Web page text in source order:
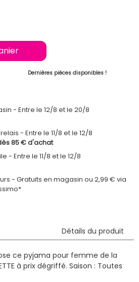
Dernières pièces disponibles !
Entre le 12/8 et le 20/8
Entre le 11/8 et le 12/8
85 € d'achat
Entre le 11/8 et le 12/8
- Gratuits en magasin ou 2,99 € via
Détails du produit
ce pyjama pour femme de la
à prix dégriffé. Saison : Toutes